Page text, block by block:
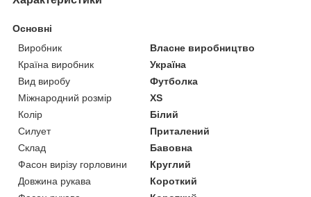
Основні
Виробник
Власне виробництво
Країна виробник
Україна
Вид виробу
Футболка
Міжнародний розмір
XS
Колір
Білий
Силует
Приталений
Склад
Бавовна
Фасон вирізу горловини
Круглий
Довжина рукава
Короткий